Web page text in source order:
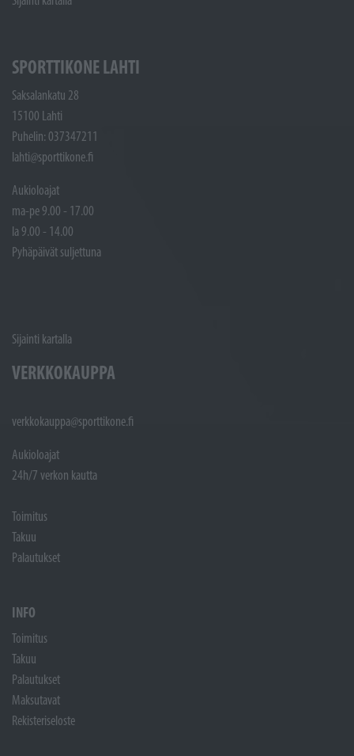
SPORTTIKONE LAHTI
Saksalankatu 28
15100 Lahti
Puhelin: 037347211
lahti@sporttikone.fi
Aukioloajat
ma-pe 9.00 - 17.00
la 9.00 - 14.00
Pyhäpäivät suljettuna
Sijainti kartalla
VERKKOKAUPPA
verkkokauppa@sporttikone.fi
Aukioloajat
24h/7 verkon kautta
Toimitus
Takuu
Palautukset
INFO
Toimitus
Takuu
Palautukset
Maksutavat
Rekisteriseloste